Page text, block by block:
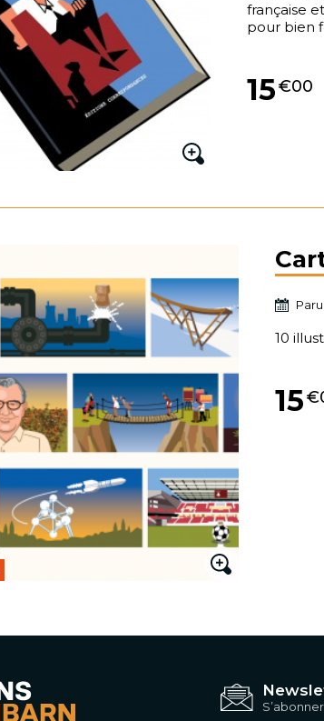
française
pour bien
15€00
10
15